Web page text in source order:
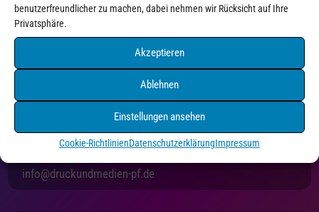
benutzerfreundlicher zu machen, dabei nehmen wir Rücksicht auf Ihre
Privatsphäre.
Akzeptieren
Ablehnen
Einstellungen ansehen
Cookie-RichtlinienDatenschutzerklärungImpressum
Druck+Medien Pforzheim
75175 Pforzheim
info@druckundmedien-pf.de